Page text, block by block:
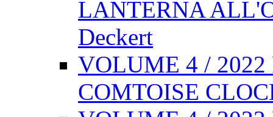
LANTERNA
Deckert
VOLUME 4 /
COMTOISE